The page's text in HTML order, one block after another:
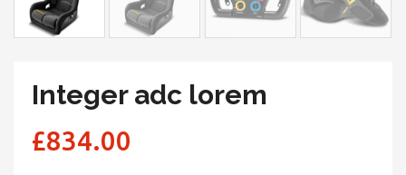
Integer adc lorem
£834.00